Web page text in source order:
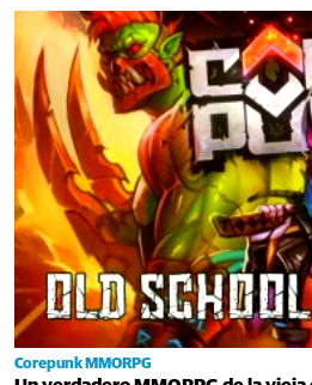
Corepunk MMORPG